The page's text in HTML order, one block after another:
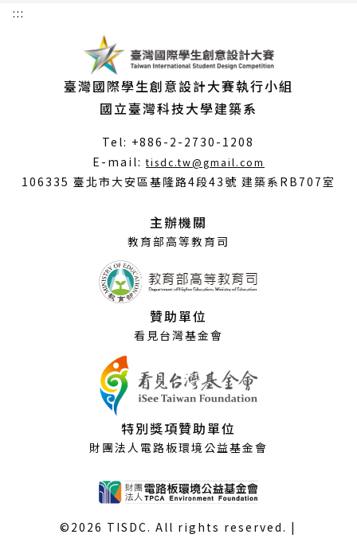
:::
臺灣國際學生創意設計大賽執行小組
國立臺灣科技大學建築系
Tel: +886-2-2730-1208
E-mail:tisdc.tw@gmail.com
開
106335 臺北市大安區基隆路4段43號 建築系RB707室
主辦機關
教育部高等教育司
贊助單位
看見台灣基金會
特別獎項贊助單位
財團法人電路板環境公益基金會
©2026 TISDC. All rights reserved. |